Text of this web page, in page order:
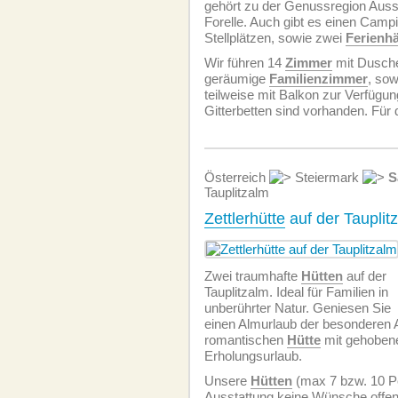
gehört zu der Genussregion
Forelle. Auch gibt es einen
Stellplätzen, sowie zwei
Wir führen 14 Zimmer mit
geräumige Familienzimmer,
teilweise mit Balkon zur
Gitterbetten sind vorhanden. Für
Österreich Steiermark
Tauplitzalm
Zettlerhütte auf der
Zwei traumhafte Hütten auf der
Tauplitzalm. Ideal für Familien in
unberührter Natur. Geniesen Sie
einen Almurlaub der besonderen
romantischen Hütte mit
Erholungsurlaub.
Unsere Hütten (max 7 bzw. 10